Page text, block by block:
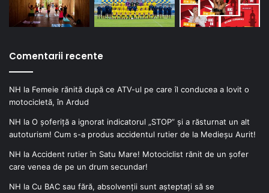
Comentarii recente
NH la Femeie rănită după ce ATV-ul pe care îl conducea a lovit o
motocicletă, în Ardud
NH la O șoferiță a ignorat indicatorul „STOP” și a răsturnat un alt
autoturism! Cum s-a produs accidentul rutier de la Medieșu Aurit!
NH la Accident rutier în Satu Mare! Motociclist rănit de un șofer
care venea de pe un drum secundar!
NH la Cu BAC sau fără, absolvenții sunt așteptați să se